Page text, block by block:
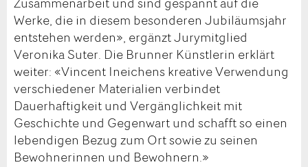
Werke, die in diesem besonderen Jubiläumsjahr
entstehen werden», ergänzt Jurymitglied
Veronika Suter. Die Brunner Künstlerin erklärt
weiter: «Vincent Ineichens kreative Verwendung
verschiedener Materialien verbindet
Dauerhaftigkeit und Vergänglichkeit mit
Geschichte und Gegenwart und schafft so einen
lebendigen Bezug zum Ort sowie zu seinen
Bewohnerinnen und Bewohnern.»